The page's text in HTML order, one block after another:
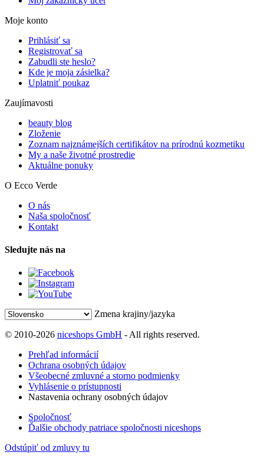
Moje konto
Prihlásiť sa
Registrovať sa
Zabudli ste heslo?
Kde je moja zásielka?
Uplatniť poukaz
Zaujímavosti
beauty blog
Zloženie
Zoznam najznámejších certifikátov na prírodnú kozmetiku
My a naše životné prostredie
Aktuálne ponuky
O Ecco Verde
O nás
Naša spoločnosť
Kontakt
Sledujte nás na
Zmena krajiny/jazyka
© 2010-2026 niceshops GmbH - All rights reserved.
Prehľad informácií
Ochrana osobných údajov
Všeobecné zmluvné a storno podmienky
Vyhlásenie o prístupnosti
Nastavenia ochrany osobných údajov
Spoločnosť
Ďalšie obchody patriace spoločnosti niceshops
Odstúpiť od zmluvy tu